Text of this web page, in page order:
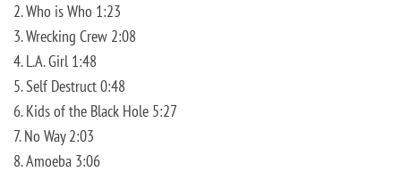
2. Who is Who 1:23
3. Wrecking Crew 2:08
4. L.A. Girl 1:48
5. Self Destruct 0:48
6. Kids of the Black Hole 5:27
7. No Way 2:03
8. Amoeba 3:06